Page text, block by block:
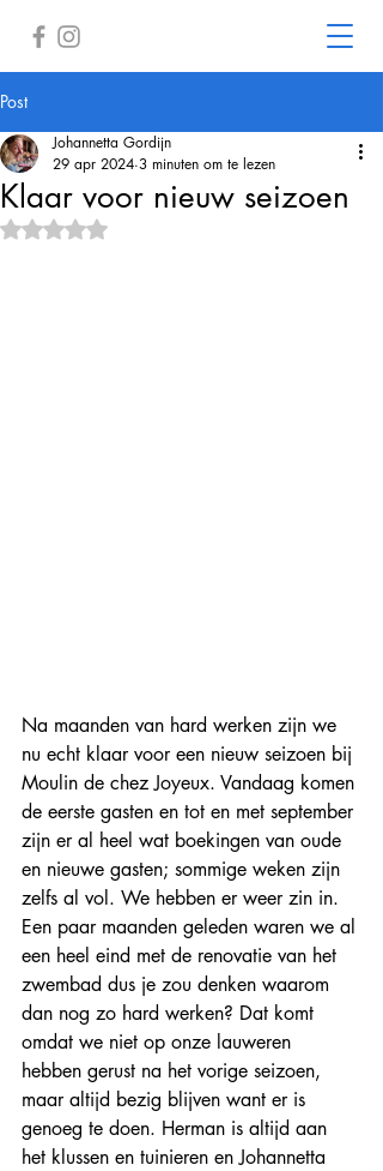
Post
Klaar voor nieuw seizoen
Johannetta Gordijn
29 apr 2024 3 minuten om te lezen
Beoordeeld met NaN uit 5 sterren.
Na maanden van hard werken zijn we
nu echt klaar voor een nieuw seizoen bij
Moulin de chez Joyeux. Vandaag komen
de eerste gasten en tot en met september
zijn er al heel wat boekingen van oude
en nieuwe gasten; sommige weken zijn
zelfs al vol. We hebben er weer zin in.
Een paar maanden geleden waren we al
een heel eind met de renovatie van het
zwembad dus je zou denken waarom
dan nog zo hard werken? Dat komt
omdat we niet op onze lauweren
hebben gerust na het vorige seizoen,
maar altijd bezig blijven want er is
genoeg te doen. Herman is altijd aan
het klussen en tuinieren en Johannetta